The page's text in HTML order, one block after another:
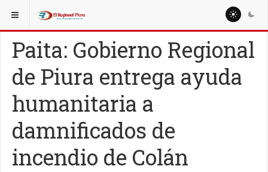
ESTÁ AQUÍ:
Paita: Gobierno Regional
de Piura entrega ayuda
humanitaria a
damnificados de
incendio de Colán